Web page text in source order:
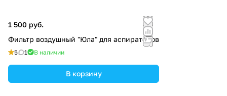
1 500 руб.
Фильтр воздушный "Юла" для аспираторов
5 1 В наличии
В корзину